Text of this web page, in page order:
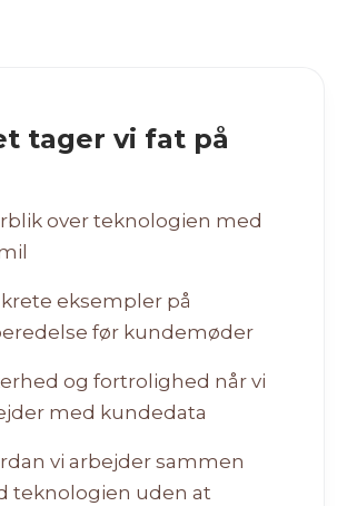
tager vi fat på
over teknologien med
eksempler på
før kundemøder
og fortrolighed når vi
med kundedata
vi arbejder sammen
teknologien uden at